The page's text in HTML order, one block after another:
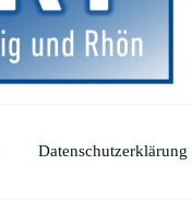
Datenschutzerklärung